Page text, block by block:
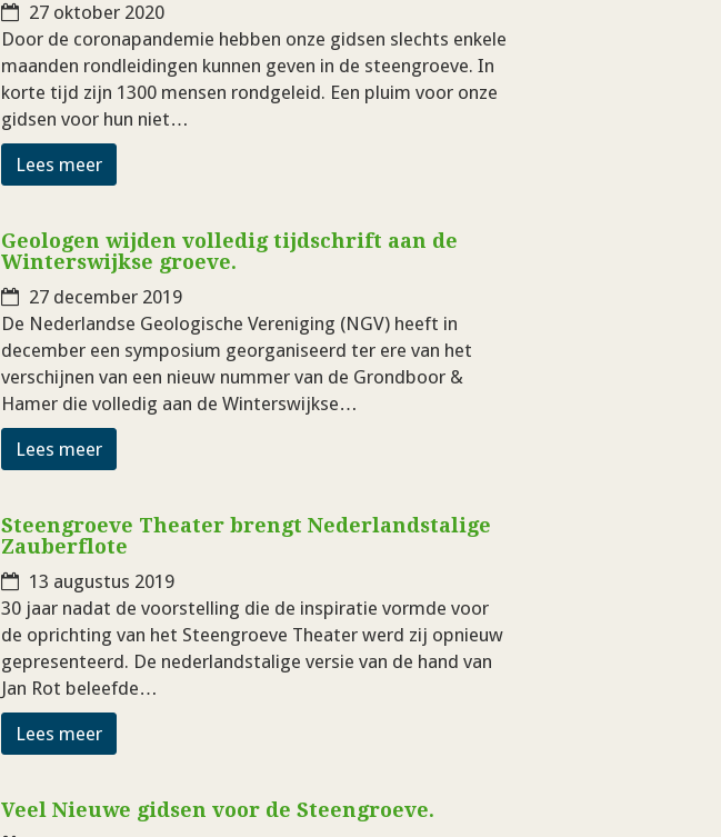
27 oktober 2020
Door de coronapandemie hebben onze gidsen slechts enkele
maanden rondleidingen kunnen geven in de steengroeve. In
korte tijd zijn 1300 mensen rondgeleid. Een pluim voor onze
gidsen voor hun niet…
Lees meer
Geologen wijden volledig tijdschrift aan de
Winterswijkse groeve.
27 december 2019
De Nederlandse Geologische Vereniging (NGV) heeft in
december een symposium georganiseerd ter ere van het
verschijnen van een nieuw nummer van de Grondboor &
Hamer die volledig aan de Winterswijkse…
Lees meer
Steengroeve Theater brengt Nederlandstalige
Zauberflote
13 augustus 2019
30 jaar nadat de voorstelling die de inspiratie vormde voor
de oprichting van het Steengroeve Theater werd zij opnieuw
gepresenteerd. De nederlandstalige versie van de hand van
Jan Rot beleefde…
Lees meer
Veel Nieuwe gidsen voor de Steengroeve.